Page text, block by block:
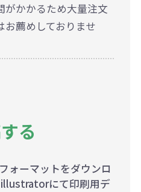
がかかるため大量注文
お薦めしておりませ
る
ォーマットをダウンロ
にて印刷用デ